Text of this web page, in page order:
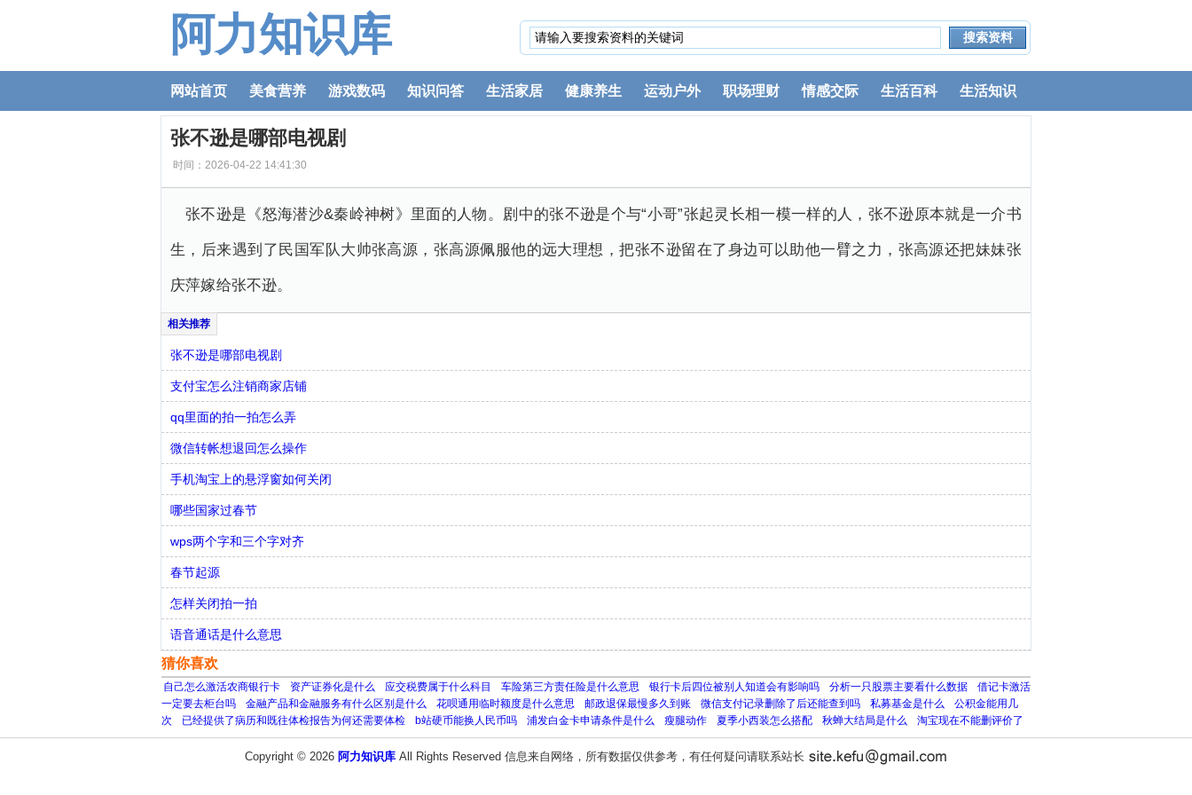
阿力知识库
网站首页 美食营养 游戏数码 知识问答 生活家居 健康养生 运动户外 职场理财 情感交际 生活百科 生活知识
张不逊是哪部电视剧
时间：2026-04-22 14:41:30
张不逊是《怒海潜沙&秦岭神树》里面的人物。剧中的张不逊是个与“小哥”张起灵长相一模一样的人，张不逊原本就是一介书
生，后来遇到了民国军队大帅张高源，张高源佩服他的远大理想，把张不逊留在了身边可以助他一臂之力，张高源还把妹妹张
庆萍嫁给张不逊。
张不逊是哪部电视剧
支付宝怎么注销商家店铺
qq里面的拍一拍怎么弄
微信转帐想退回怎么操作
手机淘宝上的悬浮窗如何关闭
哪些国家过春节
wps两个字和三个字对齐
春节起源
怎样关闭拍一拍
语音通话是什么意思
猜你喜欢
自己怎么激活农商银行卡 资产证券化是什么 应交税费属于什么科目 车险第三方责任险是什么意思 银行卡后四位被别人知道会有影响吗 分析一只股票主要看什么数据
借记卡激活
一定要去柜台吗
金融产品和金融服务有什么区别是什么 花呗通用临时额度是什么意思 邮政退保最慢多久到账 微信支付记录删除了后还能查到吗 私募基金是什么
公积金能用几
次
已经提供了病历和既往体检报告为何还需要体检 b站硬币能换人民币吗 浦发白金卡申请条件是什么 瘦腿动作 夏季小西装怎么搭配 秋蝉大结局是什么 淘宝现在不能删评价了
Copyright © 2026 阿力知识库All Rights Reserved 信息来自网络，所有数据仅供参考，有任何疑问请联系站长